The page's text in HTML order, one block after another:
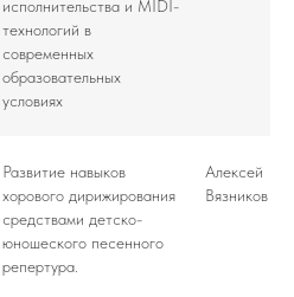
исполнительства и MIDI-
технологий в
современных
образовательных
условиях
Развитие навыков
хорового дирижирования
средствами детско-
юношеского песенного
репертура.
Алексей
Вязников